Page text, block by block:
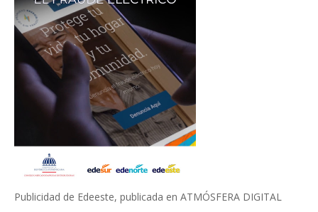
Publicidad de Edeeste, publicada en ATMÓSFERA DIGITAL